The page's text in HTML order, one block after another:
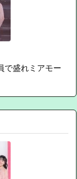
で盛れミアモー